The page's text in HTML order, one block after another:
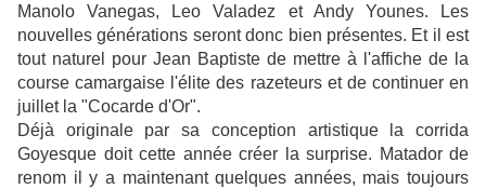
Manolo Vanegas, Leo Valadez et Andy Younes. Les
nouvelles générations seront donc bien présentes. Et il est
tout naturel pour Jean Baptiste de mettre à l'affiche de la
course camargaise l'élite des razeteurs et de continuer en
juillet la "Cocarde d'Or".
Déjà originale par sa conception artistique la corrida
Goyesque doit cette année créer la surprise. Matador de
renom il y a maintenant quelques années, mais toujours